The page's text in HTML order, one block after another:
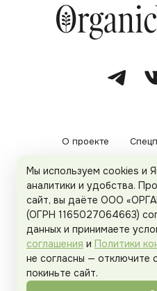
О проекте
Рекламодателям
Organicwoman.ru
Мы используем cookies и
аналитики и удобства.
сайт, вы даёте ООО
(ОГРН 1165027064663)
данных и принимаете
соглашения и Политики
не согласны — отключите
покиньте сайт.